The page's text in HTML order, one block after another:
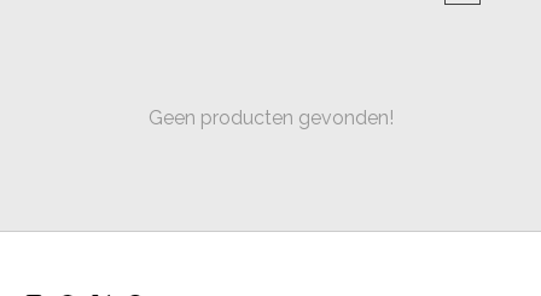
Geen producten gevonden!